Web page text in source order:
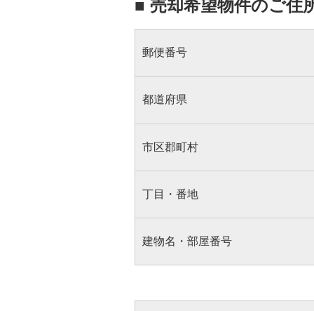
■ 売却希望物件のご住
郵便番号
都道府県
市区郡町村
丁目・番地
建物名・部屋番号